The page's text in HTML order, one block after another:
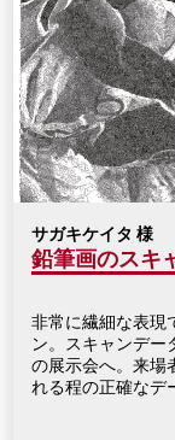
サガキケイタ 様
鉛筆画のスキ
非常に繊細な表現
ン。スキャンデー
の展示会へ。来場
れる程の正確なデ